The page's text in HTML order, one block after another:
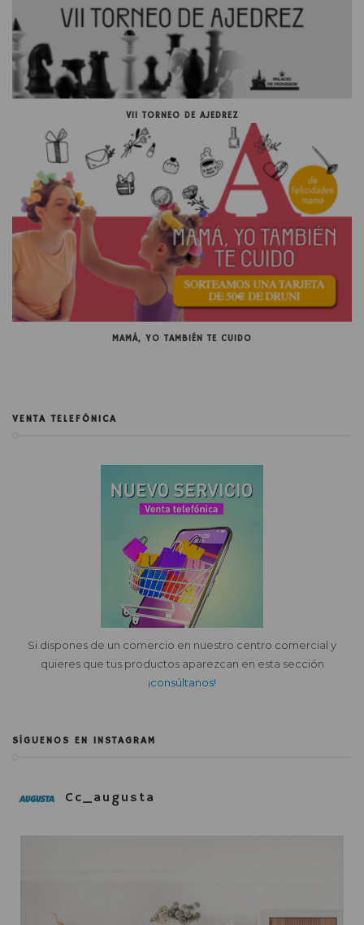
VII TORNEO DE AJEDREZ
MAMÁ, YO TAMBIÉN TE CUIDO
VENTA TELEFÓNICA
Si dispones de un comercio en nuestro centro comercial y
quieres que tus productos aparezcan en esta sección
¡consúltanos!
SÍGUENOS EN INSTAGRAM
Cc_augusta